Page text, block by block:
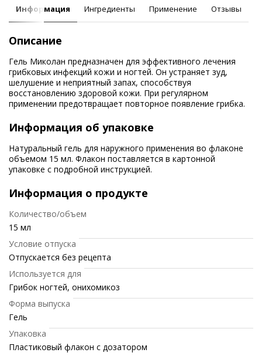
Информация Ингредиенты Применение Отзывы
Описание
Гель Миколан предназначен для эффективного лечения
грибковых инфекций кожи и ногтей. Он устраняет зуд,
шелушение и неприятный запах, способствуя
восстановлению здоровой кожи. При регулярном
применении предотвращает повторное появление грибка.
Информация об упаковке
Натуральный гель для наружного применения во флаконе
объемом 15 мл. Флакон поставляется в картонной
упаковке с подробной инструкцией.
Информация о продукте
Количество/объем
15 мл
Условие отпуска
Отпускается без рецепта
Используется для
Грибок ногтей, онихомикоз
Форма выпуска
Гель
Упаковка
Пластиковый флакон с дозатором